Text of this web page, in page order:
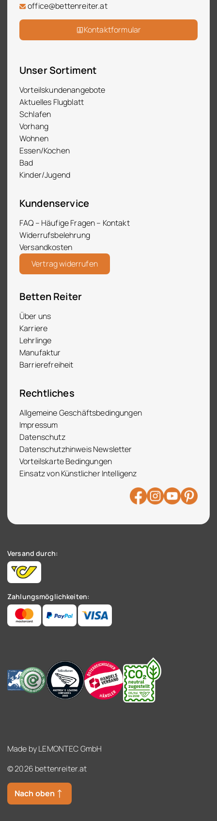
office@bettenreiter.at
Kontaktformular
Unser Sortiment
Vorteilskundenangebote
Aktuelles Flugblatt
Schlafen
Vorhang
Wohnen
Essen/Kochen
Bad
Kinder/Jugend
Kundenservice
FAQ – Häufige Fragen – Kontakt
Widerrufsbelehrung
Versandkosten
Vertrag widerrufen
Betten Reiter
Über uns
Karriere
Lehrlinge
Manufaktur
Barrierefreiheit
Rechtliches
Allgemeine Geschäftsbedingungen
Impressum
Datenschutz
Datenschutzhinweis Newsletter
Vorteilskarte Bedingungen
Einsatz von Künstlicher Intelligenz
Versand durch:
Zahlungsmöglichkeiten:
Made byLEMONTEC GmbH
© 2026 bettenreiter.at
Nach oben